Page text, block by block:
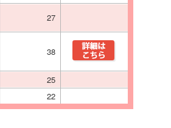
27
38
25
22